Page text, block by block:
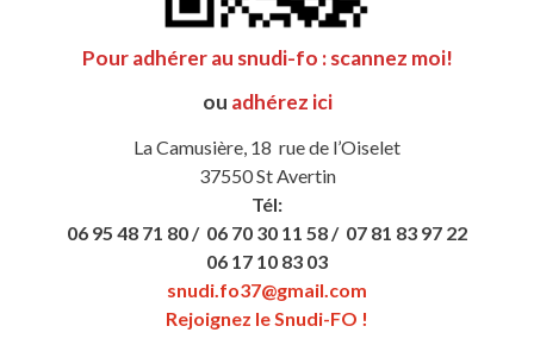
Pour adhérer au snudi-fo : scannez moi!
ou adhérez ici
La Camusière, 18 rue de l’Oiselet
37550 St Avertin
Tél:
06 95 48 71 80 / 06 70 30 11 58 / 07 81 83 97 22
06 17 10 83 03
snudi.fo37@gmail.com
Rejoignez le Snudi-FO !